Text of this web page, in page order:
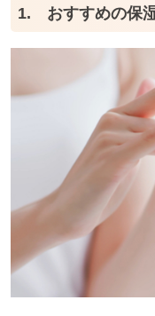
1. おすすめの保